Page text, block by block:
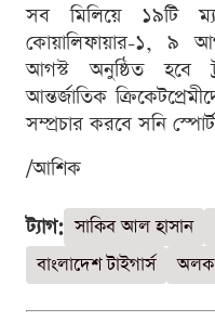
সব মিলিয়ে ১৯টি
কোয়ালিফায়ার-১, ৯
আগস্ট অনুষ্ঠিত হবে
আন্তর্জাতিক
সম্প্রচার করবে সনি
/আশিক
ট্যাগ: সাকিব আল হাসান
বাংলাদেশ টাইগার্স
অলক